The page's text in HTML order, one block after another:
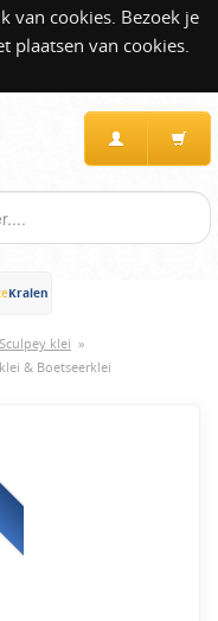
van cookies. Bezoek je
plaatsen van cookies.
Kralen
Sculpey klei »
& Boetseerklei